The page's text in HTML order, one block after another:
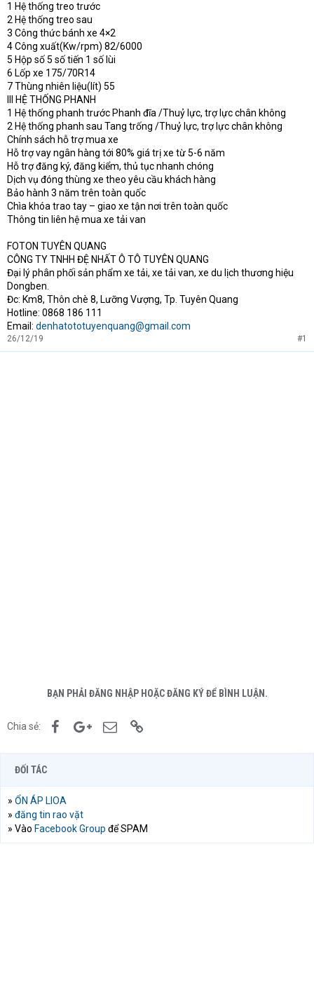
1 Hệ thống treo trước
2 Hệ thống treo sau
3 Công thức bánh xe 4×2
4 Công xuất(Kw/rpm) 82/6000
5 Hộp số 5 số tiến 1 số lùi
6 Lốp xe 175/70R14
7 Thùng nhiên liệu(lít) 55
III HỆ THỐNG PHANH
1 Hệ thống phanh trước Phanh đĩa /Thuỷ lực, trợ lực chân không
2 Hệ thống phanh sau Tang trống /Thuỷ lực, trợ lực chân không
Chính sách hỗ trợ mua xe
Hỗ trợ vay ngân hàng tới 80% giá trị xe từ 5-6 năm
Hỗ trợ đăng ký, đăng kiểm, thủ tục nhanh chóng
Dịch vụ đóng thùng xe theo yêu cầu khách hàng
Bảo hành 3 năm trên toàn quốc
Chìa khóa trao tay – giao xe tận nơi trên toàn quốc
Thông tin liên hệ mua xe tải van
FOTON TUYÊN QUANG
CÔNG TY TNHH ĐỆ NHẤT Ô TÔ TUYÊN QUANG
Đại lý phân phối sản phẩm xe tải, xe tải van, xe du lịch thương hiệu
Dongben.
Đc: Km8, Thôn chè 8, Lưỡng Vượng, Tp. Tuyên Quang
Hotline: 0868 186 111
Email: denhatototuyenquang@gmail.com
26/12/19 #1
BẠN PHẢI ĐĂNG NHẬP HOẶC ĐĂNG KÝ ĐỂ BÌNH LUẬN.
Chia sẻ: FacebookGoogle+Email
ĐỐI TÁC
» ỔN ÁP LIOA
» đăng tin rao vặt
» Vào Facebook Group để SPAM